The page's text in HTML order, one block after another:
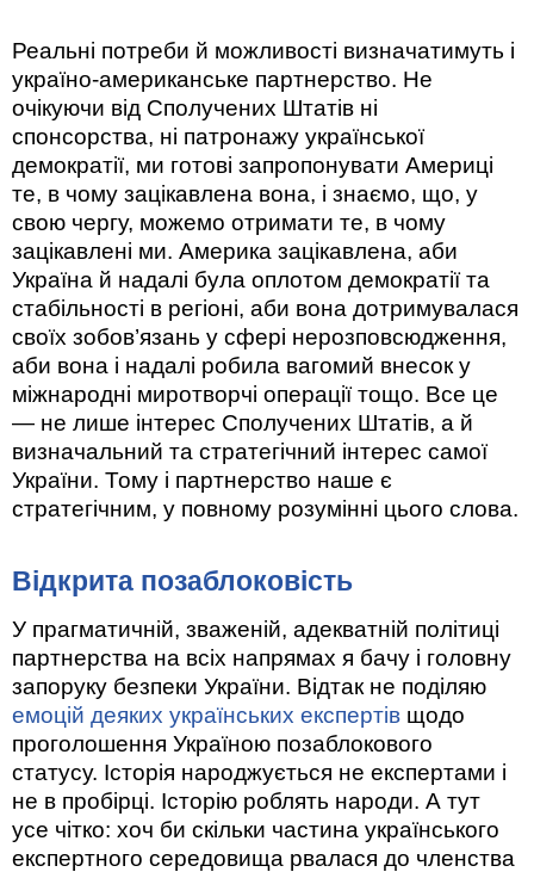
Реальні потреби й можливості визначатимуть і
україно-американське партнерство. Не
очікуючи від Сполучених Штатів ні
спонсорства, ні патронажу української
демократії, ми готові запропонувати Америці
те, в чому зацікавлена вона, і знаємо, що, у
свою чергу, можемо отримати те, в чому
зацікавлені ми. Америка зацікавлена, аби
Україна й надалі була оплотом демократії та
стабільності в регіоні, аби вона дотримувалася
своїх зобов’язань у сфері нерозповсюдження,
аби вона і надалі робила вагомий внесок у
міжнародні миротворчі операції тощо. Все це
— не лише інтерес Сполучених Штатів, а й
визначальний та стратегічний інтерес самої
України. Тому і партнерство наше є
стратегічним, у повному розумінні цього слова.
Відкрита позаблоковість
У прагматичній, зваженій, адекватній політиці
партнерства на всіх напрямах я бачу і головну
запоруку безпеки України. Відтак не поділяю
емоцій деяких українських експертів щодо
проголошення Україною позаблокового
статусу. Історія народжується не експертами і
не в пробірці. Історію роблять народи. А тут
усе чітко: хоч би скільки частина українського
експертного середовища рвалася до членства